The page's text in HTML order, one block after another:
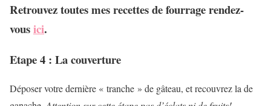
Retrouvez toutes mes recettes de fourrage rendez-
vousici.
Etape 4 : La couverture
Déposer votre dernière « tranche » de gâteau, et recouvrez la de